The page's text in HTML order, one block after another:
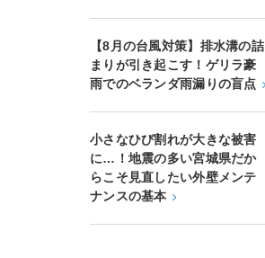
【8月の台風対策】排水溝の詰
まりが引き起こす！ゲリラ豪
雨でのベランダ雨漏りの盲点
小さなひび割れが大きな被害
に…！地震の多い宮城県だか
らこそ見直したい外壁メンテ
ナンスの基本